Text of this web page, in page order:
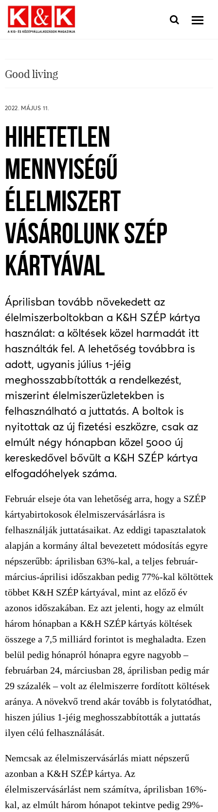
Good living
2022. MÁJUS 11.
HIHETETLEN
MENNYISÉGŰ
ÉLELMISZERT
VÁSÁROLUNK SZÉP
KÁRTYÁVAL
Áprilisban tovább növekedett az
élelmiszerboltokban a K&H SZÉP kártya
használat: a költések közel harmadát itt
használták fel. A lehetőség továbbra is
adott, ugyanis július 1-jéig
meghosszabbították a rendelkezést,
miszerint élelmiszerüzletekben is
felhasználható a juttatás. A boltok is
nyitottak az új fizetési eszközre, csak az
elmúlt négy hónapban közel 5000 új
kereskedővel bővült a K&H SZÉP kártya
elfogadóhelyek száma.
Február elseje óta van lehetőség arra, hogy a SZÉP
kártyabirtokosok élelmiszervásárlásra is
felhasználják juttatásaikat. Az eddigi tapasztalatok
alapján a kormány által bevezetett módosítás egyre
népszerűbb: áprilisban 63%-kal, a teljes február-
március-áprilisi időszakban pedig 77%-kal költöttek
többet K&H SZÉP kártyával, mint az előző év
azonos időszakában. Ez azt jelenti, hogy az elmúlt
három hónapban a K&H SZÉP kártyás költések
összege a 7,5 milliárd forintot is meghaladta. Ezen
belül pedig hónapról hónapra egyre nagyobb –
februárban 24, márciusban 28, áprilisban pedig már
29 százalék – volt az élelmiszerre fordított költések
aránya. A növekvő trend akár tovább is folytatódhat,
hiszen július 1-jéig meghosszabbították a juttatás
ilyen célú felhasználását.
Nemcsak az élelmiszervásárlás miatt népszerű
azonban a K&H SZÉP kártya. Az
élelmiszervásárlást nem számítva, áprilisban 16%-
kal, az elmúlt három hónapot tekintve pedig 29%-